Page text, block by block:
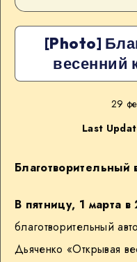
[Photo]
весенний
29
Last
Благотворительный
В пятницу, 1 марта
благотворительный
Дьяченко «Открывая